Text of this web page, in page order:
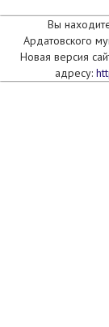
Вы
Ардатовского
Новая версия
адресу: